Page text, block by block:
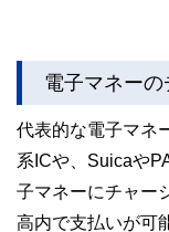
電子マネーの
代表的な電子マネ
系ICや、Suicaや
子マネーにチャー
高内で支払いが可